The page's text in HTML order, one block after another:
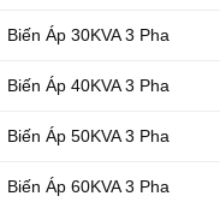
Biến Áp 30KVA 3 Pha
Biến Áp 40KVA 3 Pha
Biến Áp 50KVA 3 Pha
Biến Áp 60KVA 3 Pha